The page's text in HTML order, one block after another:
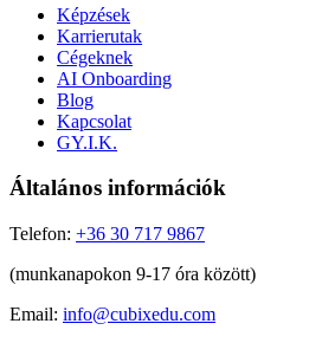
Képzések
Karrierutak
Cégeknek
AI Onboarding
Blog
Kapcsolat
GY.I.K.
Általános információk
Telefon: +36 30 717 9867
(munkanapokon 9-17 óra között)
Email: info@cubixedu.com